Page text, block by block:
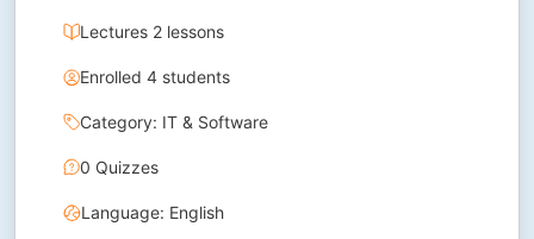
Lectures 2 lessons
Enrolled 4 students
Category: IT & Software
0 Quizzes
Language: English